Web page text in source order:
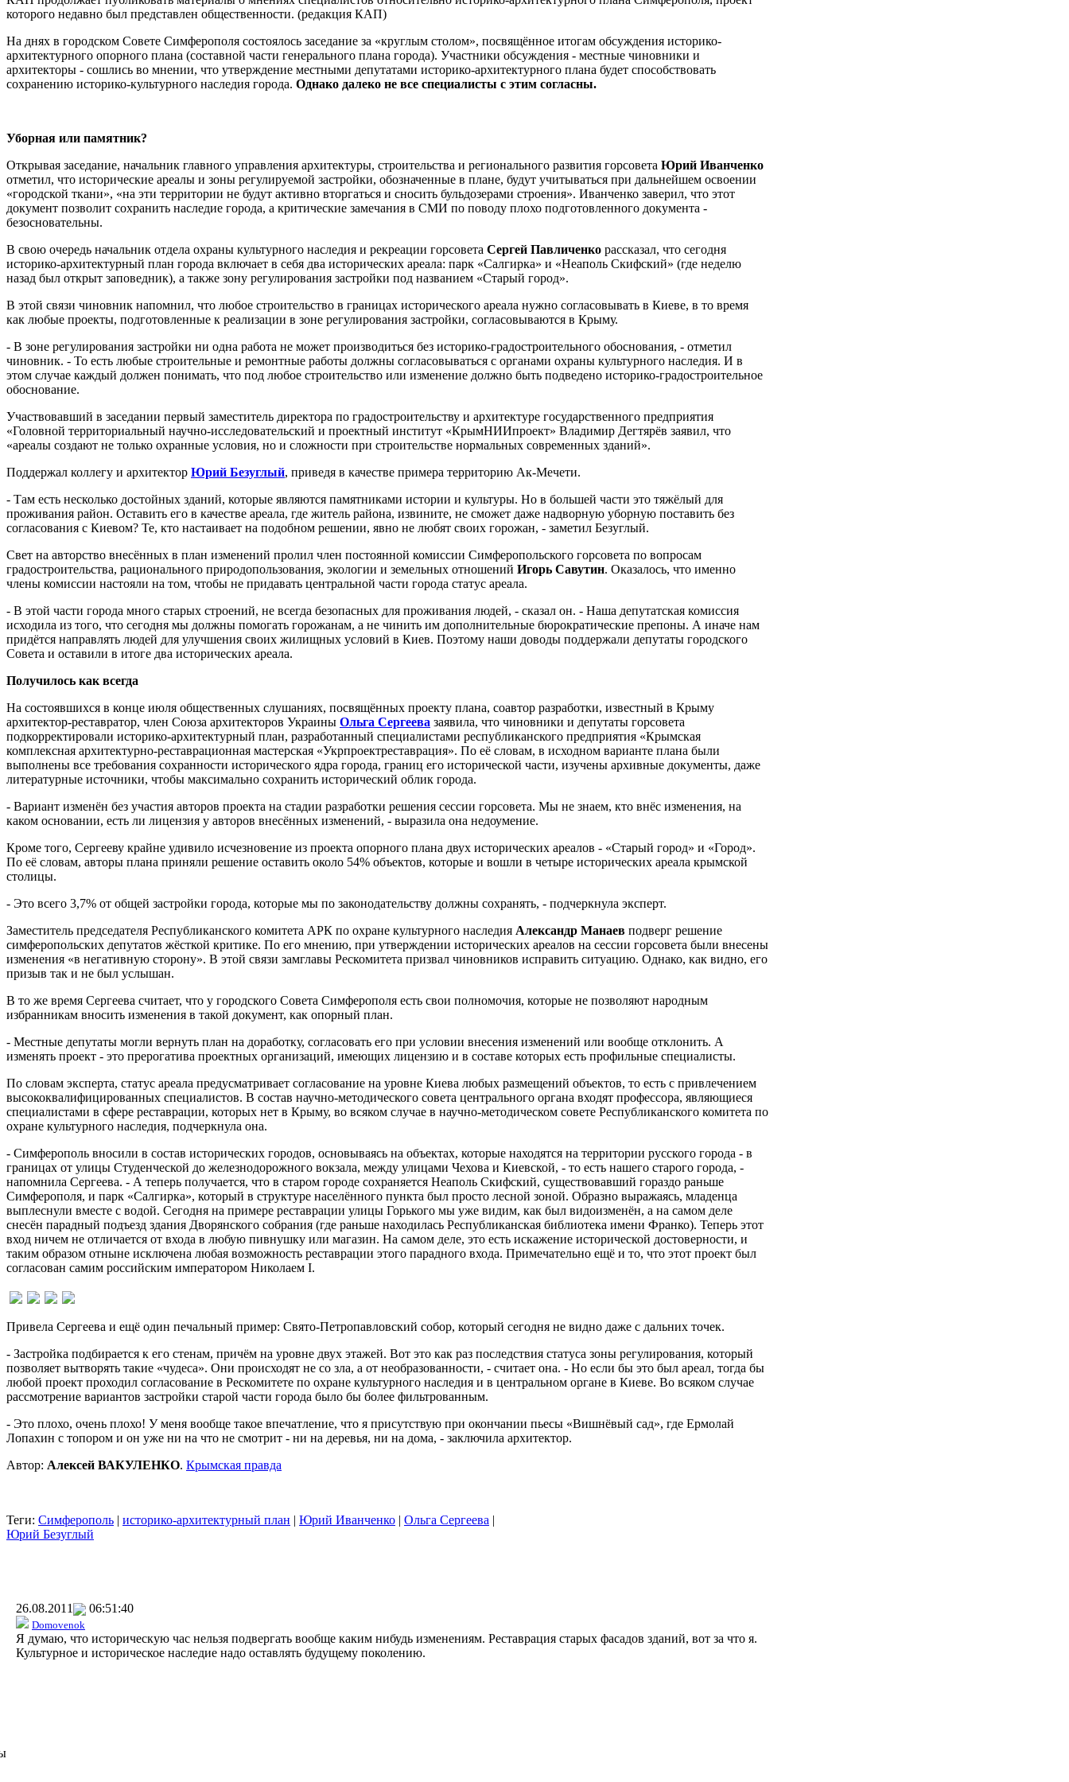
которого недавно был представлен общественности. (редакция КАП)
На днях в городском Совете Симферополя состоялось заседание за «круглым столом», посвящённое итогам обсуждения историко-
архитектурного опорного плана (составной части генерального плана города). Участники обсуждения - местные чиновники и
архитекторы - сошлись во мнении, что утверждение местными депутатами историко-архитектурного плана будет способствовать
сохранению историко-культурного наследия города. Однако далеко не все специалисты с этим согласны.
Уборная или памятник?
Открывая заседание, начальник главного управления архитектуры, строительства и регионального развития горсовета Юрий Иванченко
отметил, что исторические ареалы и зоны регулируемой застройки, обозначенные в плане, будут учитываться при дальнейшем освоении
«городской ткани», «на эти территории не будут активно вторгаться и сносить бульдозерами строения». Иванченко заверил, что этот
документ позволит сохранить наследие города, а критические замечания в СМИ по поводу плохо подготовленного документа -
безосновательны.
В свою очередь начальник отдела охраны культурного наследия и рекреации горсовета Сергей Павличенко рассказал, что сегодня
историко-архитектурный план города включает в себя два исторических ареала: парк «Салгирка» и «Неаполь Скифский» (где неделю
назад был открыт заповедник), а также зону регулирования застройки под названием «Старый город».
В этой связи чиновник напомнил, что любое строительство в границах исторического ареала нужно согласовывать в Киеве, в то время
как любые проекты, подготовленные к реализации в зоне регулирования застройки, согласовываются в Крыму.
- В зоне регулирования застройки ни одна работа не может производиться без историко-градостроительного обоснования, - отметил
чиновник. - То есть любые строительные и ремонтные работы должны согласовываться с органами охраны культурного наследия. И в
этом случае каждый должен понимать, что под любое строительство или изменение должно быть подведено историко-градостроительное
обоснование.
Участвовавший в заседании первый заместитель директора по градостроительству и архитектуре государственного предприятия
«Головной территориальный научно-исследовательский и проектный институт «КрымНИИпроект» Владимир Дегтярёв заявил, что
«ареалы создают не только охранные условия, но и сложности при строительстве нормальных современных зданий».
Поддержал коллегу и архитектор Юрий Безуглый, приведя в качестве примера территорию Ак-Мечети.
- Там есть несколько достойных зданий, которые являются памятниками истории и культуры. Но в большей части это тяжёлый для
проживания район. Оставить его в качестве ареала, где житель района, извините, не сможет даже надворную уборную поставить без
согласования с Киевом? Те, кто настаивает на подобном решении, явно не любят своих горожан, - заметил Безуглый.
Свет на авторство внесённых в план изменений пролил член постоянной комиссии Симферопольского горсовета по вопросам
градостроительства, рационального природопользования, экологии и земельных отношений Игорь Савутин. Оказалось, что именно
члены комиссии настояли на том, чтобы не придавать центральной части города статус ареала.
- В этой части города много старых строений, не всегда безопасных для проживания людей, - сказал он. - Наша депутатская комиссия
исходила из того, что сегодня мы должны помогать горожанам, а не чинить им дополнительные бюрократические препоны. А иначе нам
придётся направлять людей для улучшения своих жилищных условий в Киев. Поэтому наши доводы поддержали депутаты городского
Совета и оставили в итоге два исторических ареала.
Получилось как всегда
На состоявшихся в конце июля общественных слушаниях, посвящённых проекту плана, соавтор разработки, известный в Крыму
архитектор-реставратор, член Союза архитекторов Украины Ольга Сергеева заявила, что чиновники и депутаты горсовета
подкорректировали историко-архитектурный план, разработанный специалистами республиканского предприятия «Крымская
комплексная архитектурно-реставрационная мастерская «Укрпроектреставрация». По её словам, в исходном варианте плана были
выполнены все требования сохранности исторического ядра города, границ его исторической части, изучены архивные документы, даже
литературные источники, чтобы максимально сохранить исторический облик города.
- Вариант изменён без участия авторов проекта на стадии разработки решения сессии горсовета. Мы не знаем, кто внёс изменения, на
каком основании, есть ли лицензия у авторов внесённых изменений, - выразила она недоумение.
Кроме того, Сергееву крайне удивило исчезновение из проекта опорного плана двух исторических ареалов - «Старый город» и «Город».
По её словам, авторы плана приняли решение оставить около 54% объектов, которые и вошли в четыре исторических ареала крымской
столицы.
- Это всего 3,7% от общей застройки города, которые мы по законодательству должны сохранять, - подчеркнула эксперт.
Заместитель председателя Республиканского комитета АРК по охране культурного наследия Александр Манаев подверг решение
симферопольских депутатов жёсткой критике. По его мнению, при утверждении исторических ареалов на сессии горсовета были внесены
изменения «в негативную сторону». В этой связи замглавы Рескомитета призвал чиновников исправить ситуацию. Однако, как видно, его
призыв так и не был услышан.
В то же время Сергеева считает, что у городского Совета Симферополя есть свои полномочия, которые не позволяют народным
избранникам вносить изменения в такой документ, как опорный план.
- Местные депутаты могли вернуть план на доработку, согласовать его при условии внесения изменений или вообще отклонить. А
изменять проект - это прерогатива проектных организаций, имеющих лицензию и в составе которых есть профильные специалисты.
По словам эксперта, статус ареала предусматривает согласование на уровне Киева любых размещений объектов, то есть с привлечением
высококвалифицированных специалистов. В состав научно-методического совета центрального органа входят профессора, являющиеся
специалистами в сфере реставрации, которых нет в Крыму, во всяком случае в научно-методическом совете Республиканского комитета по
охране культурного наследия, подчеркнула она.
- Симферополь вносили в состав исторических городов, основываясь на объектах, которые находятся на территории русского города - в
границах от улицы Студенческой до железнодорожного вокзала, между улицами Чехова и Киевской, - то есть нашего старого города, -
напомнила Сергеева. - А теперь получается, что в старом городе сохраняется Неаполь Скифский, существовавший гораздо раньше
Симферополя, и парк «Салгирка», который в структуре населённого пункта был просто лесной зоной. Образно выражаясь, младенца
выплеснули вместе с водой. Сегодня на примере реставрации улицы Горького мы уже видим, как был видоизменён, а на самом деле
снесён парадный подъезд здания Дворянского собрания (где раньше находилась Республиканская библиотека имени Франко). Теперь этот
вход ничем не отличается от входа в любую пивнушку или магазин. На самом деле, это есть искажение исторической достоверности, и
таким образом отныне исключена любая возможность реставрации этого парадного входа. Примечательно ещё и то, что этот проект был
согласован самим российским императором Николаем I.
Привела Сергеева и ещё один печальный пример: Свято-Петропавловский собор, который сегодня не видно даже с дальних точек.
- Застройка подбирается к его стенам, причём на уровне двух этажей. Вот это как раз последствия статуса зоны регулирования, который
позволяет вытворять такие «чудеса». Они происходят не со зла, а от необразованности, - считает она. - Но если бы это был ареал, тогда бы
любой проект проходил согласование в Рескомитете по охране культурного наследия и в центральном органе в Киеве. Во всяком случае
рассмотрение вариантов застройки старой части города было бы более фильтрованным.
- Это плохо, очень плохо! У меня вообще такое впечатление, что я присутствую при окончании пьесы «Вишнёвый сад», где Ермолай
Лопахин с топором и он уже ни на что не смотрит - ни на деревья, ни на дома, - заключила архитектор.
Автор: Алексей ВАКУЛЕНКО. Крымская правда
Теги: Симферополь | историко-архитектурный план | Юрий Иванченко | Ольга Сергеева |
Юрий Безуглый
26.08.2011 06:51:40
Domovenok
Я думаю, что историческую час нельзя подвергать вообще каким нибудь изменениям. Реставрация старых фасадов зданий, вот за что я.
Культурное и историческое наследие надо оставлять будущему поколению.